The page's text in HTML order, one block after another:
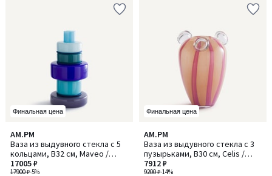
Финальная цена
AM.PM
Ваза из выдувного стекла с 5
кольцами, В32 см, Maveo /
Мавео
17900 ₽-5%
17005 ₽
5
/
5
Финальная цена
AM.PM
Ваза из выдувного стекла с 3
пузырьками, В30 см, Celis /
Селис
9200 ₽-14%
7912 ₽